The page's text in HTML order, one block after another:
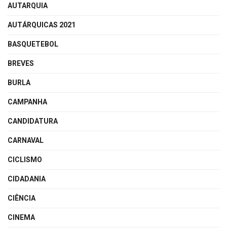
AUTARQUIA
AUTÁRQUICAS 2021
BASQUETEBOL
BREVES
BURLA
CAMPANHA
CANDIDATURA
CARNAVAL
CICLISMO
CIDADANIA
CIÊNCIA
CINEMA